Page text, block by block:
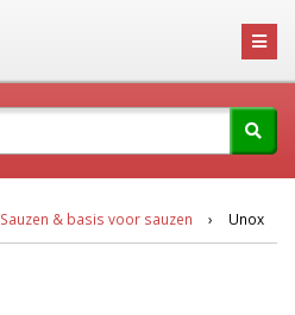
Sauzen & basis voor sauzen Unox